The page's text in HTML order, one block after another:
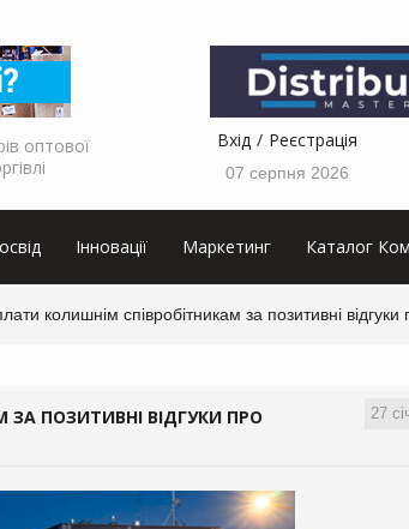
оптової
Вхід Реєстрація
07 серпня 2026
Інновації Маркетинг Каталог
колишнім співробітникам за позитивні
27
ПОЗИТИВНІ ВІДГУКИ ПРО